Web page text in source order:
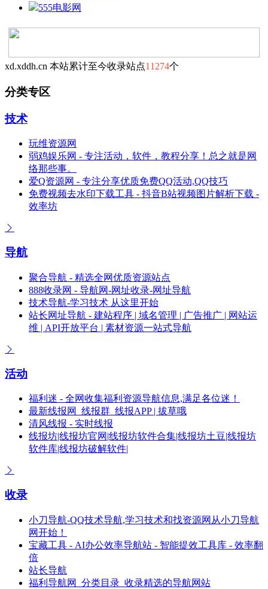
555电影网
xd.xddh.cn 本站累计至今收录站点11274个
分类专区
技术
玩维资源网
弱鸡娱乐网 - 专注活动，软件，教程分享！总之就是网
络那些事。
爱Q资源网 - 专注分享优质免费QQ活动,QQ技巧
免费视频去水印下载工具 - 抖音B站视频图片解析下载 -
效率坊
导航
聚合导航 - 精选全网优质资源站点
888收录网 - 导航网-网址收录-网址导航
技术导航-学习技术 从这里开始
站长网址导航 - 建站程序 | 域名管理 | 广告推广 | 网站运
维 | API开放平台 | 素材资源一站式导航
活动
福利迷 - 全网收集福利资源导航信息,满足各位迷！
最新线报网_线报群_线报APP | 拔草哦
清风线报 - 实时线报
线报坊|线报坊官网|线报坊软件合集|线报坊土豆|线报坊
软件库|线报坊破解软件|
收录
小刀导航-QQ技术导航,学习技术和找资源网从小刀导航
网开始！
宝藏工具 - AI办公效率导航站 - 智能提效工具库 - 效率翻
倍
站长导航
福利导航网_分类目录_收录精选的导航网站